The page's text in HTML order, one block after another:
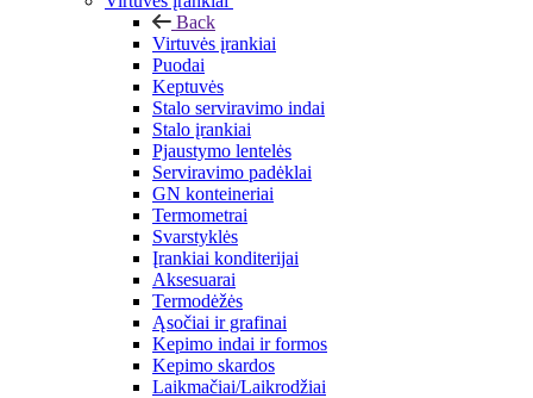
Back
Virtuvės įrankiai
Puodai
Keptuvės
Stalo serviravimo indai
Stalo įrankiai
Pjaustymo lentelės
Serviravimo padėklai
GN konteineriai
Termometrai
Svarstyklės
Įrankiai konditerijai
Aksesuarai
Termodėžės
Ąsočiai ir grafinai
Kepimo indai ir formos
Kepimo skardos
Laikmačiai/Laikrodžiai